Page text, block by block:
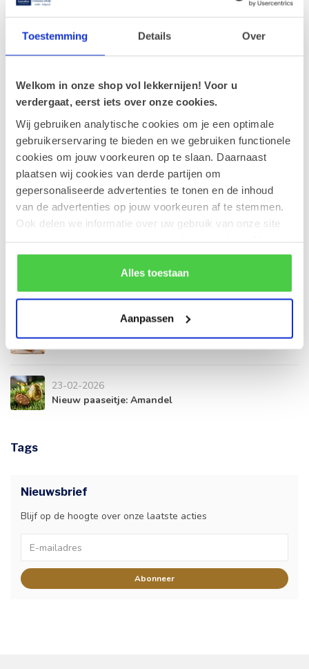
Toestemming Details Over
Welkom in onze shop vol lekkernijen! Voor u
verdergaat, eerst iets over onze cookies.
Wij gebruiken analytische cookies om je een optimale
gebruikerservaring te bieden en we gebruiken functionele
cookies om jouw voorkeuren op te slaan. Daarnaast
plaatsen wij cookies van derde partijen om
gepersonaliseerde advertenties te tonen en de inhoud
van de advertenties op jouw voorkeuren af te stemmen.
Ook delen we informatie over uw gebruik van onze site
rekening mee dat als je bepaalde cookies blokkeert, het
de correcte werking van de website kan verstoren.
Alles toestaan
Aanpassen
rabarbersmaak.
Recente artikelen
30-05-2026
Onze chocoladevoetballetjes: een team vol
sterspelers!
28-04-2026
Onze favoriete pralines voor de lente.
23-02-2026
Nieuw paaseitje: Amandel
Tags
Nieuwsbrief
Blijf op de hoogte over onze laatste acties
Abonneer